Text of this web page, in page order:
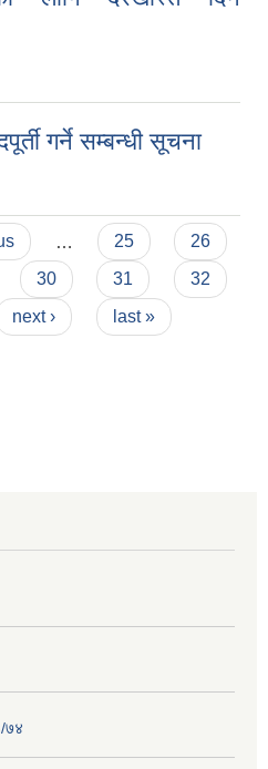
गर्ने सम्बन्धी सूचना
25
26
30 31
32
next › last »
७४